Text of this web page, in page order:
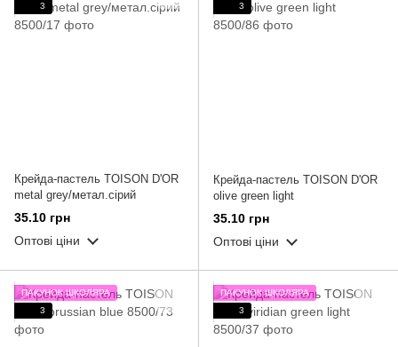
3
Крейда-пастель TOISON D'OR
metal grey/метал.сірий
35.10 грн
Оптові ціни
3
Крейда-пастель TOISON D'OR
olive green light
35.10 грн
Оптові ціни
ПАКУНОК ШКОЛЯРА
3
ПАКУНОК ШКОЛЯРА
3